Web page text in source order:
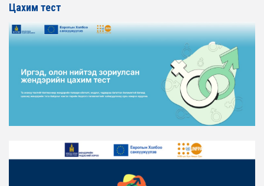
ЖЕНДЭРИЙН ҮНДЭСНИЙ ХОРООНЫ АЖЛЫН АЛБАНЫ
ТӨЛӨӨЛӨЛ ХОТ БАЙГУУЛАЛТ, БАРИЛГА, ОРОН
СУУЦЖУУЛАЛТЫН ЯАМАНД АЖИЛЛАВ
2026-02-16
ЖЕНДЭРИЙН ЭРХ ТЭГШ БАЙДЛЫГ ХАНГАХ ҮЙЛ
АЖИЛЛАГААГ ЭРЧИМЖҮҮЛЭХ САРЫН ХУВААРЬТАЙ
2026-02-16
ТӨЛӨӨЛӨЛ ЗАМ ТЭЭВРИЙН ЯАМАНД АЖИЛЛАВ
Цахим тест